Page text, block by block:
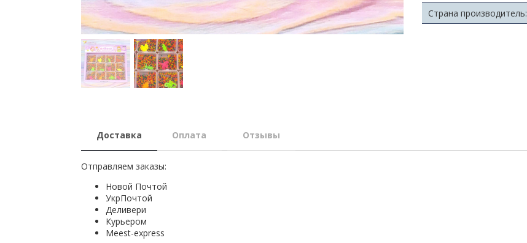
Страна производитель:
Доставка Оплата Отзывы
Отправляем заказы:
Новой Почтой
УкрПочтой
Деливери
Курьером
Мeest-express